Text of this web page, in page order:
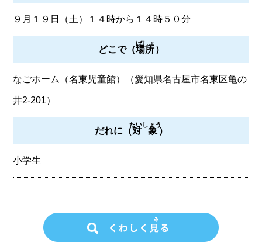
９月１９日（土）１４時から１４時５０分
どこで（場所
ばしょ
）
なごホーム（名東児童館）（愛知県名古屋市名東区亀の
井2-201）
だれに（対象
たいしょう
）
小学生